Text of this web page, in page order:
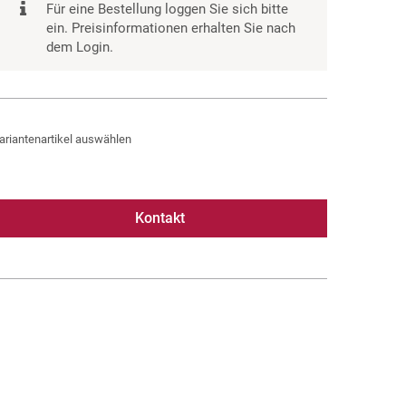
Für eine Bestellung loggen Sie sich bitte
ein. Preisinformationen erhalten Sie nach
dem Login.
auswählen
Kontakt